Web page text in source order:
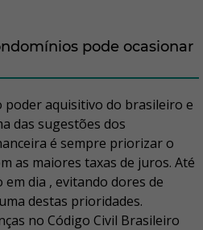
pode ocasionar
poder aquisitivo do brasileiro e
das sugestões dos
é sempre priorizar o
as maiores taxas de juros. Até
dia , evitando dores de
destas prioridades.
no Código Civil Brasileiro